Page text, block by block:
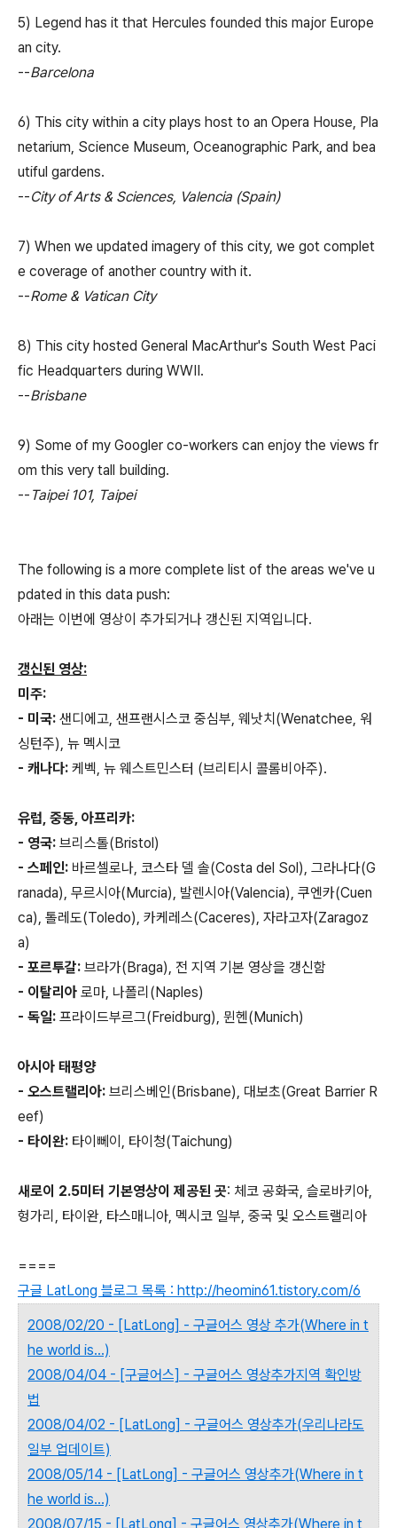
5) Legend has it that Hercules founded this major Europe
an city.
--Barcelona
6) This city within a city plays host to an Opera House, Pla
netarium, Science Museum, Oceanographic Park, and bea
utiful gardens.
--City of Arts & Sciences, Valencia (Spain)
7) When we updated imagery of this city, we got complet
e coverage of another country with it.
--Rome & Vatican City
8) This city hosted General MacArthur's South West Paci
fic Headquarters during WWII.
--Brisbane
9) Some of my Googler co-workers can enjoy the views fr
om this very tall building.
-- Taipei 101, Taipei
The following is a more complete list of the areas we've u
pdated in this data push:
아래는 이번에 영상이 추가되거나 갱신된 지역입니다.
갱신된 영상:
미주:
- 미국: 샌디에고, 샌프랜시스코 중심부, 웨낫치(Wenatchee, 워
싱턴주), 뉴 멕시코
- 캐나다: 케벡, 뉴 웨스트민스터 (브리티시 콜롬비아주).
유럽, 중동, 아프리카:
- 영국: 브리스톨(Bristol)
- 스페인: 바르셀로나, 코스타 델 솔(Costa del Sol), 그라나다(G
ranada), 무르시아(Murcia), 발렌시아(Valencia), 쿠엔카(Cuen
ca), 톨레도(Toledo), 카케레스(Caceres), 자라고자(Zaragoz
a)
- 포르투갈: 브라가(Braga), 전 지역 기본 영상을 갱신함
- 이탈리아 로마, 나폴리(Naples)
- 독일: 프라이드부르그(Freidburg), 뮌헨(Munich)
아시아 태평양
- 오스트랠리아: 브리스베인(Brisbane), 대보초(Great Barrier R
eef)
- 타이완: 타이뻬이, 타이청(Taichung)
새로이 2.5미터 기본영상이 제공된 곳: 체코 공화국, 슬로바키아,
헝가리, 타이완, 타스매니아, 멕시코 일부, 중국 및 오스트랠리아
====
구글 LatLong 블로그 목록 : http://heomin61.tistory.com/6
2008/02/20 - [LatLong] - 구글어스 영상 추가(Where in t
he world is...)
2008/04/04 - [구글어스] - 구글어스 영상추가지역 확인방
법
2008/04/02 - [LatLong] - 구글어스 영상추가(우리나라도
일부 업데이트)
2008/05/14 - [LatLong] - 구글어스 영상추가(Where in t
he world is...)
2008/07/15 - [LatLong] - 구글어스 영상추가(Where in t